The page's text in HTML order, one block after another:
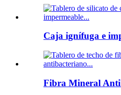
Caja ignífuga e
Fibra Mineral